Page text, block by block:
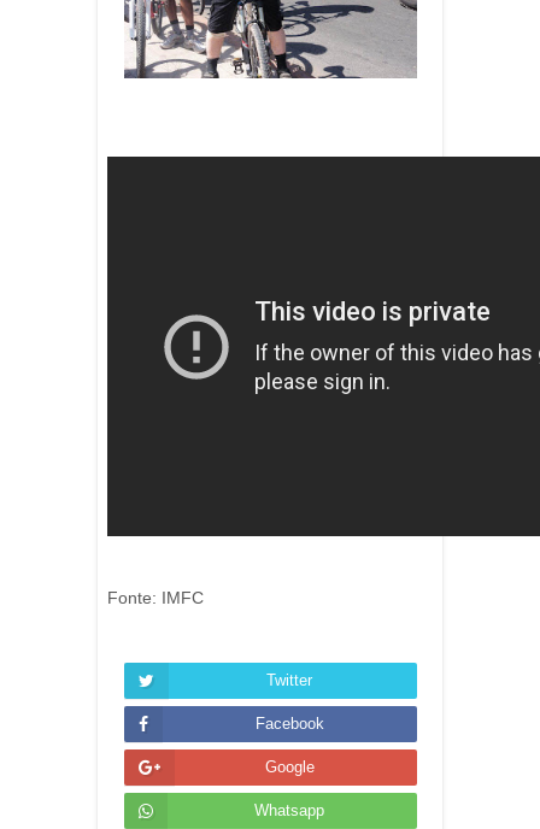
Fonte: IMFC
Twitter
Facebook
Google
Whatsapp